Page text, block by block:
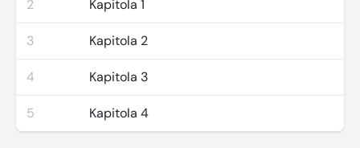
2 Kapitola 1
3 Kapitola 2
4 Kapitola 3
5 Kapitola 4